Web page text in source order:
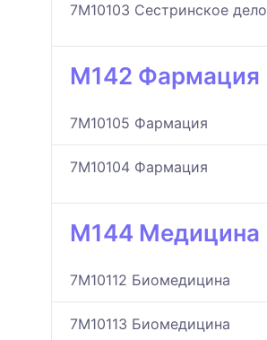
7M10103 Сестринское дело
M142 Фармация
7M10105 Фармация
7M10104 Фармация
M144 Медицина
7M10112 Биомедицина
7M10113 Биомедицина